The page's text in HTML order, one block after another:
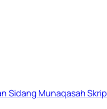
Sidang Munaqasah